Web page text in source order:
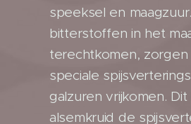
speeksel en
bitterstoffen in het
terechtkomen,
speciale
galzuren vrijkomen.
alsemkruid de